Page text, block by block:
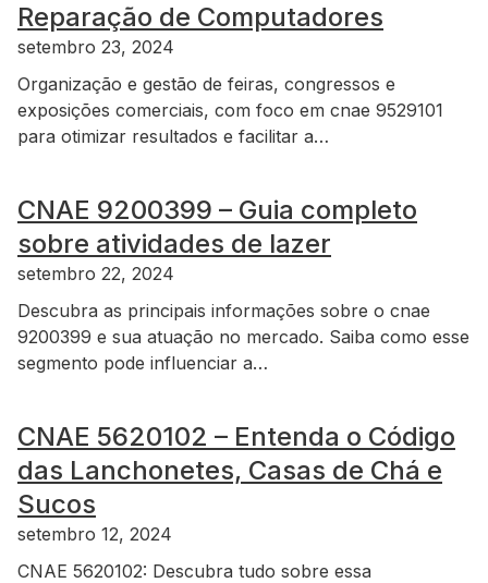
Reparação de Computadores
setembro 23, 2024
Organização e gestão de feiras, congressos e
exposições comerciais, com foco em cnae 9529101
para otimizar resultados e facilitar a…
CNAE 9200399 – Guia completo
sobre atividades de lazer
setembro 22, 2024
Descubra as principais informações sobre o cnae
9200399 e sua atuação no mercado. Saiba como esse
segmento pode influenciar a…
CNAE 5620102 – Entenda o Código
das Lanchonetes, Casas de Chá e
Sucos
setembro 12, 2024
CNAE 5620102: Descubra tudo sobre essa